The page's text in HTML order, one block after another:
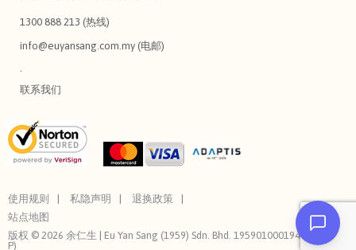
1300 888 213 (热线)
info@euyansang.com.my (电邮)
联系我们
使用规则 私隐声明
退换政策
站点地图
版权 © 2026 余仁生 | Eu Yan Sang (1959) Sdn. Bhd. 195901000194 (3544-
P)